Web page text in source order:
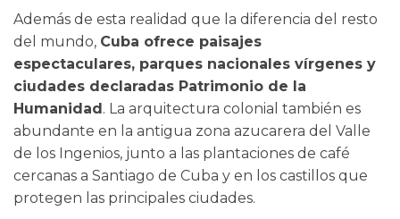
Además de esta realidad que la diferencia del resto
del mundo, Cuba ofrece paisajes
espectaculares, parques nacionales vírgenes y
ciudades declaradas Patrimonio de la
Humanidad . La arquitectura colonial también es
abundante en la antigua zona azucarera del Valle
de los Ingenios, junto a las plantaciones de café
cercanas a Santiago de Cuba y en los castillos que
protegen las principales ciudades.